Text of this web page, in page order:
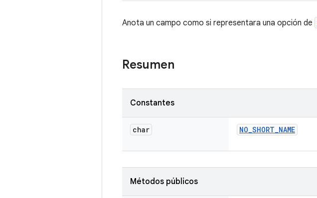
Anota un campo como si representara una opción de
Resumen
Constantes
char NO_SHORT_NAME
Métodos públicos